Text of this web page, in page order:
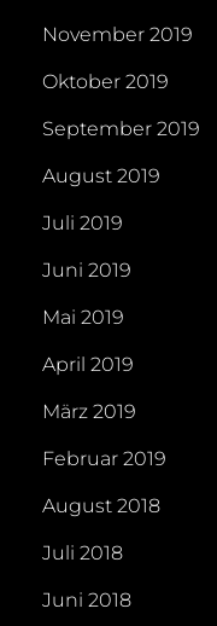
November 2019
Oktober 2019
September 2019
August 2019
Juli 2019
Juni 2019
Mai 2019
April 2019
März 2019
Februar 2019
August 2018
Juli 2018
Juni 2018